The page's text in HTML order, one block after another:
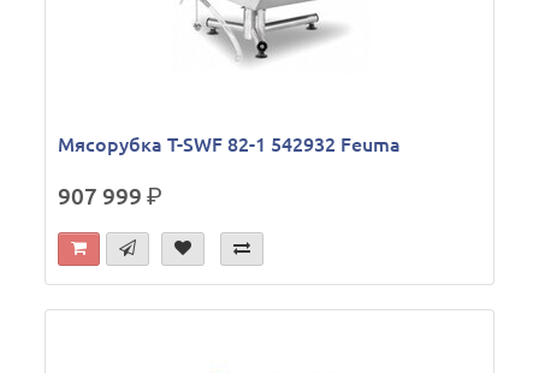
Мясорубка T-SWF 82-1 542932 Feuma
907 999р.